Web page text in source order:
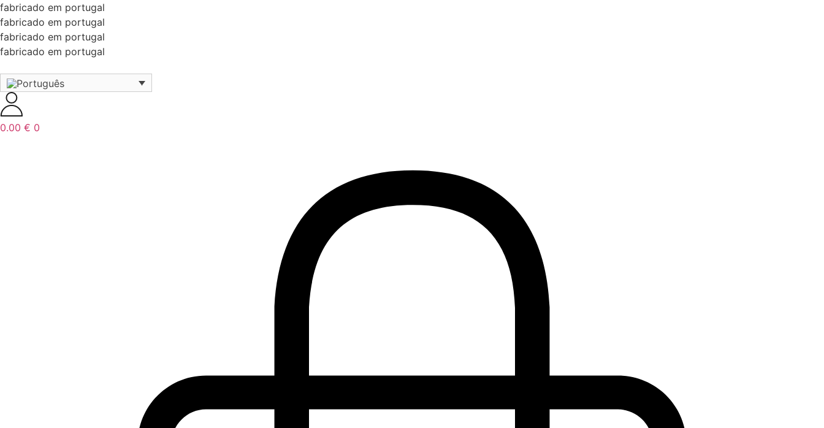
fabricado em portugal
fabricado em portugal
fabricado em portugal
fabricado em portugal
0.00 € 0